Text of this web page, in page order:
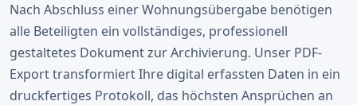
Nach Abschluss einer Wohnungsübergabe benötigen
alle Beteiligten ein vollständiges, professionell
gestaltetes Dokument zur Archivierung. Unser PDF-
Export transformiert Ihre digital erfassten Daten in ein
druckfertiges Protokoll, das höchsten Ansprüchen an